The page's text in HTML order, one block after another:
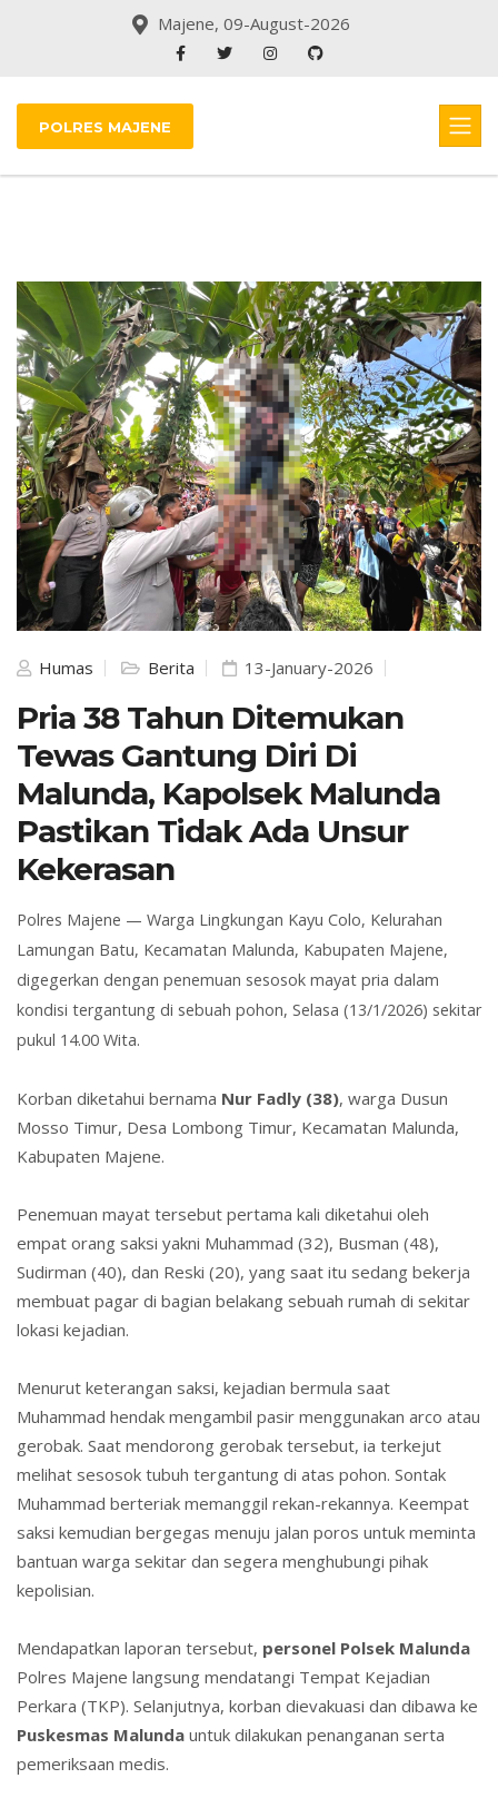
Majene, 09-August-2026
POLRES MAJENE
Humas Berita 13-January-2026
Pria 38 Tahun Ditemukan
Tewas Gantung Diri Di
Malunda, Kapolsek Malunda
Pastikan Tidak Ada Unsur
Kekerasan
Polres Majene — Warga Lingkungan Kayu Colo, Kelurahan
Lamungan Batu, Kecamatan Malunda, Kabupaten Majene,
digegerkan dengan penemuan sesosok mayat pria dalam
kondisi tergantung di sebuah pohon, Selasa (13/1/2026) sekitar
pukul 14.00 Wita.
Korban diketahui bernama Nur Fadly (38), warga Dusun
Mosso Timur, Desa Lombong Timur, Kecamatan Malunda,
Kabupaten Majene.
Penemuan mayat tersebut pertama kali diketahui oleh
empat orang saksi yakni Muhammad (32), Busman (48),
Sudirman (40), dan Reski (20), yang saat itu sedang bekerja
membuat pagar di bagian belakang sebuah rumah di sekitar
lokasi kejadian.
Menurut keterangan saksi, kejadian bermula saat
Muhammad hendak mengambil pasir menggunakan arco atau
gerobak. Saat mendorong gerobak tersebut, ia terkejut
melihat sesosok tubuh tergantung di atas pohon. Sontak
Muhammad berteriak memanggil rekan-rekannya. Keempat
saksi kemudian bergegas menuju jalan poros untuk meminta
bantuan warga sekitar dan segera menghubungi pihak
kepolisian.
Mendapatkan laporan tersebut, personel Polsek Malunda
Polres Majene langsung mendatangi Tempat Kejadian
Perkara (TKP). Selanjutnya, korban dievakuasi dan dibawa ke
Puskesmas Malunda untuk dilakukan penanganan serta
pemeriksaan medis.